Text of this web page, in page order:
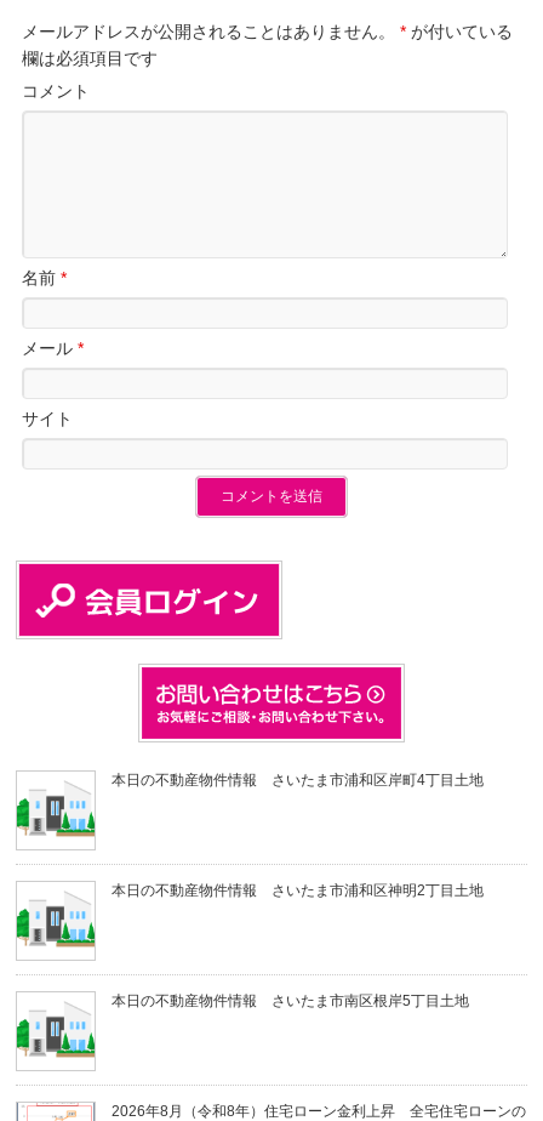
メールアドレスが公開されることはありません。 * が付いている
欄は必須項目です
コメント
名前*
メール*
サイト
本日の不動産物件情報 さいたま市浦和区岸町4丁目土地
本日の不動産物件情報 さいたま市浦和区神明2丁目土地
本日の不動産物件情報 さいたま市南区根岸5丁目土地
2026年8月（令和8年）住宅ローン金利上昇 全宅住宅ローンの